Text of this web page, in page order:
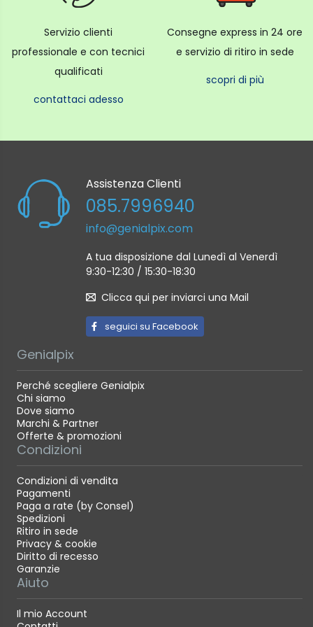
Potenza/Prestazioni
Alimentazione 230V / 50Hz
Alimentazione (microonde) 800 W
Consumo (Max) 2300 W
Livello di potenza 6
Caratteristiche
Tipi di cottura Yes
30 sec. Plus Yes
Eco Mode Yes
Sensore cottura No
Cottura a vapore Yes
Auto Steam Cook No
Funzioni di cottura Yes
Auto Cook Yes
Home Dessert Yes
Bread Defrost No
Mantieni caldo Yes
Autopulizia a vapore No
Piatto girevole On/Off No
Deodorizzazione No
Blocco di sicurezza per bambini Yes
Memoria No
Servizio clienti
professionale e con tecnici
qualificati
contattaci adesso
Consegne express in 24 ore
e servizio di ritiro in sede
scopri di più
Assistenza Clienti
085.7996940
info@genialpix.com
A tua disposizione dal Lunedì al Venerdì
9:30-12:30 / 15:30-18:30
Clicca qui per inviarci una Mail
seguici su Facebook
Genialpix
Perché scegliere Genialpix
Chi siamo
Dove siamo
Marchi & Partner
Offerte & promozioni
Condizioni
Condizioni di vendita
Pagamenti
Paga a rate (by Consel)
Spedizioni
Ritiro in sede
Privacy & cookie
Diritto di recesso
Garanzie
Aiuto
Il mio Account